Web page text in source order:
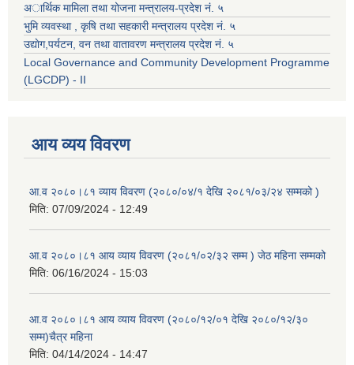
अार्थिक मामिला तथा योजना मन्त्रालय-प्रदेश नं. ५
भुमि व्यवस्था , कृषि तथा सहकारी मन्त्रालय प्रदेश नं. ५
उद्याेग,पर्यटन, वन तथा वातावरण मन्त्रालय प्रदेश नं. ५
Local Governance and Community Development Programme
(LGCDP) - II
आय व्यय विवरण
आ.व २०८०।८१ व्याय विवरण (२०८०/०४/१ देखि २०८१/०३/२४ सम्मको )
मिति: 07/09/2024 - 12:49
आ.व २०८०।८१ आय व्याय विवरण (२०८१/०२/३२ सम्म ) जेठ महिना सम्मको
मिति: 06/16/2024 - 15:03
आ.व २०८०।८१ आय व्याय विवरण (२०८०/१२/०१ देखि २०८०/१२/३०
सम्म)चैत्र महिना
मिति: 04/14/2024 - 14:47